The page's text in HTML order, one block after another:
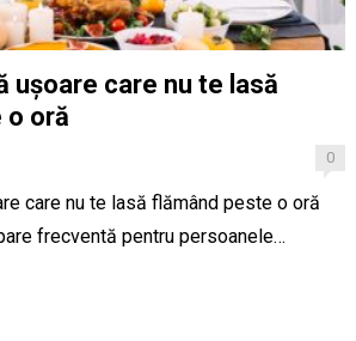
ușoare care nu te lasă
o oră
0
care nu te lasă flămând peste o oră
frecventă pentru persoanele…